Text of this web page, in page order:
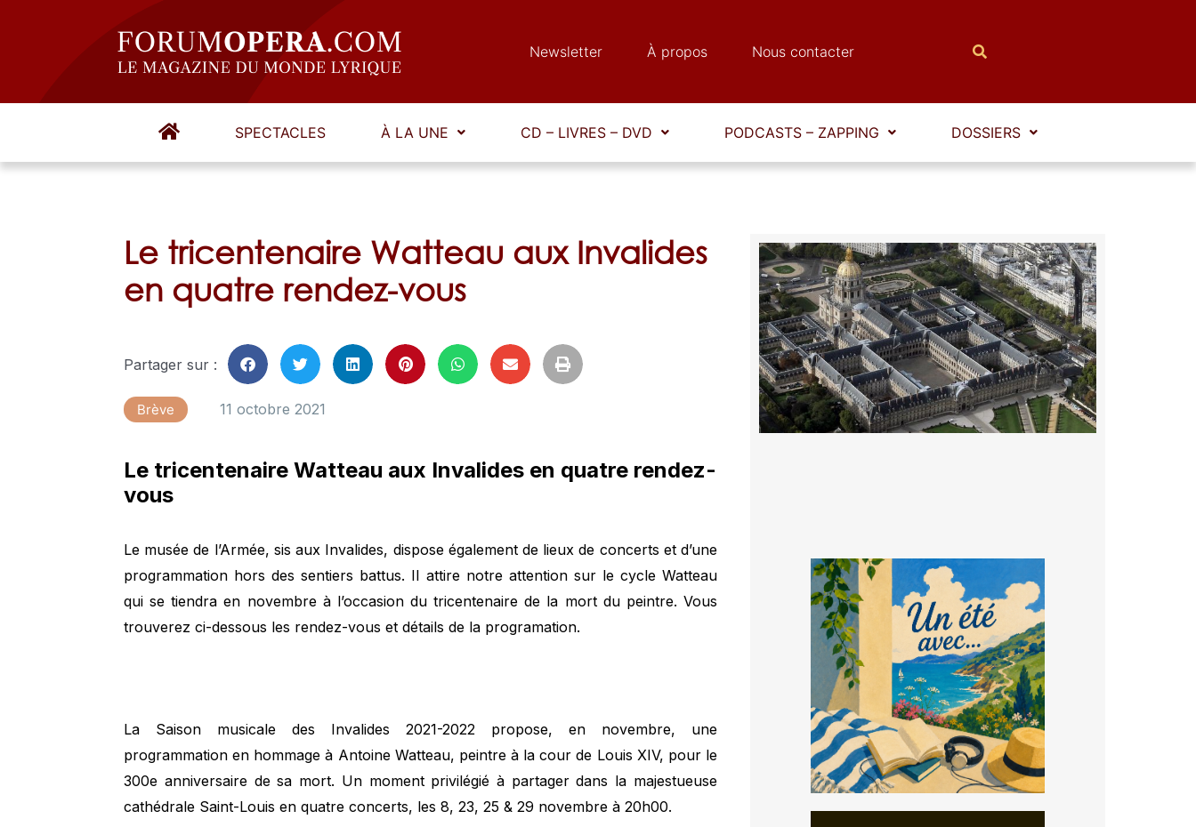
Newsletter À propos Nous contacter
SPECTACLES À LA UNE CD – LIVRES – DVD PODCASTS – ZAPPING DOSSIERS
Le tricentenaire Watteau aux Invalides
en quatre rendez-vous
Partager sur :
Brève 11 octobre 2021
Le tricentenaire Watteau aux Invalides en quatre rendez-
vous
Le musée de l’Armée, sis aux Invalides, dispose également de lieux de concerts et d’une
programmation hors des sentiers battus. Il attire notre attention sur le cycle Watteau
qui se tiendra en novembre à l’occasion du tricentenaire de la mort du peintre. Vous
trouverez ci-dessous les rendez-vous et détails de la programation.
La Saison musicale des Invalides 2021-2022 propose, en novembre, une
programmation en hommage à Antoine Watteau, peintre à la cour de Louis XIV, pour le
300e anniversaire de sa mort. Un moment privilégié à partager dans la majestueuse
cathédrale Saint-Louis en quatre concerts, les 8, 23, 25 & 29 novembre à 20h00.